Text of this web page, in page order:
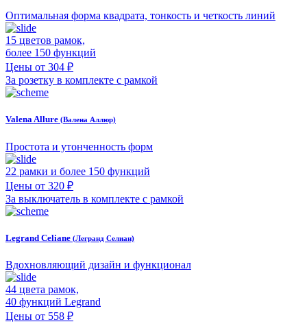
Оптимальная форма квадрата, тонкость и четкость линий
15 цветов рамок,
более 150 функций
Цены от 304 ₽
За розетку в комплекте с рамкой
Valena Allure (Валена Аллюр)
Простота и утонченность форм
22 рамки и более 150 функций
Цены от 320 ₽
За выключатель в комплекте с рамкой
Legrand Celiane (Легранд Селиан)
Вдохновляющий дизайн и функционал
44 цвета рамок,
40 функций Legrand
Цены от 558 ₽